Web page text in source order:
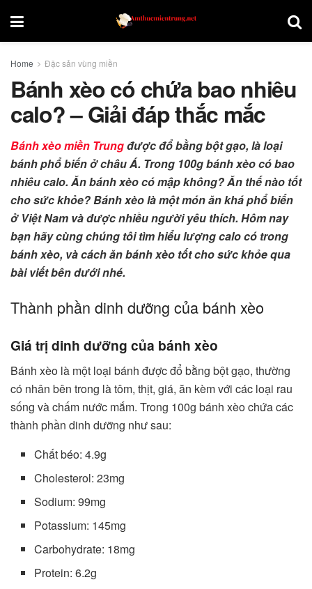
Home Đặc sản vùng miền
Bánh xèo có chứa bao nhiêu
calo? – Giải đáp thắc mắc
Bánh xèo miền Trungđược đổ bằng bột gạo, là loại
bánh phổ biến ở châu Á. Trong 100g bánh xèo có bao
nhiêu calo. Ăn bánh xèo có mập không? Ăn thế nào tốt
cho sức khỏe?Bánh xèo là một món ăn khá phổ biến
ở Việt Nam và được nhiều người yêu thích. Hôm nay
bạn hãy cùng chúng tôi tìm hiểu lượng calo có trong
bánh xèo, và cách ăn bánh xèo tốt cho sức khỏe qua
bài viết bên dưới nhé.
Thành phần dinh dưỡng của bánh xèo
Giá trị dinh dưỡng của bánh xèo
Bánh xèo là một loại bánh được đổ bằng bột gạo, thường
có nhân bên trong là tôm, thịt, giá, ăn kèm với các loại rau
sống và chấm nước mắm. Trong 100g bánh xèo chứa các
thành phần dinh dưỡng như sau:
Chất béo: 4.9g
Cholesterol: 23mg
Sodium: 99mg
Potassium: 145mg
Carbohydrate: 18mg
Protein: 6.2g